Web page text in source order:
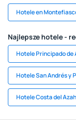
Hotele en
Najlepsze hotele -
Hotele Principado de
Hotele San Andrés y
Hotele Costa del